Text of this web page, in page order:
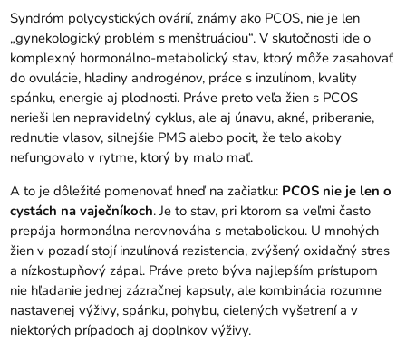
Syndróm polycystických ovárií, známy ako PCOS, nie je len
„gynekologický problém s menštruáciou“. V skutočnosti ide o
komplexný hormonálno-metabolický stav, ktorý môže zasahovať
do ovulácie, hladiny androgénov, práce s inzulínom, kvality
spánku, energie aj plodnosti. Práve preto veľa žien s PCOS
nerieši len nepravidelný cyklus, ale aj únavu, akné, priberanie,
rednutie vlasov, silnejšie PMS alebo pocit, že telo akoby
nefungovalo v rytme, ktorý by malo mať.
A to je dôležité pomenovať hneď na začiatku: PCOS nie je len o
cystách na vaječníkoch. Je to stav, pri ktorom sa veľmi často
prepája hormonálna nerovnováha s metabolickou. U mnohých
žien v pozadí stojí inzulínová rezistencia, zvýšený oxidačný stres
a nízkostupňový zápal. Práve preto býva najlepším prístupom
nie hľadanie jednej zázračnej kapsuly, ale kombinácia rozumne
nastavenej výživy, spánku, pohybu, cielených vyšetrení a v
niektorých prípadoch aj doplnkov výživy.